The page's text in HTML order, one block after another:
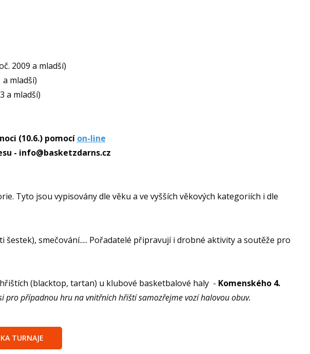
2009 a mladší)
mladší)
a mladší)
(10.6.) pomocí on-line
- info@basketzdarns.cz
Tyto jsou vypisovány dle věku a ve vyšších věkových kategoriích i dle
smečování..... Pořadatelé připravují i drobné aktivity a soutěže pro
(blacktop, tartan) u klubové basketbalové haly - Komenského 4.
pro případnou hru na vnitřních hřiští samozřejme vozí halovou obuv.
TURNAJE